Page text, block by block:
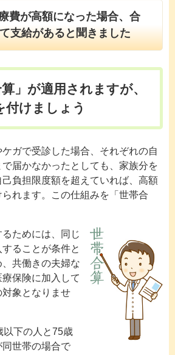
費が高額になった場合、合
支給があると聞きました
算」が適用されますが、
付けましょう
ガで受診した場合、それぞれの自
届かなかったとしても、家族分を
負担限度額を超えていれば、高額
れます。この仕組みを「世帯合
ためには、同じ
ることが条件と
共働きの夫婦な
保険に加入して
象となりませ
以下の人と75歳
世帯の場合で